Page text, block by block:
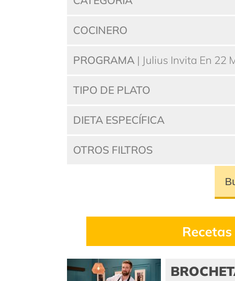
COCINERO
PROGRAMA | Julius Invita En 22
TIPO DE PLATO
DIETA ESPECÍFICA
OTROS FILTROS